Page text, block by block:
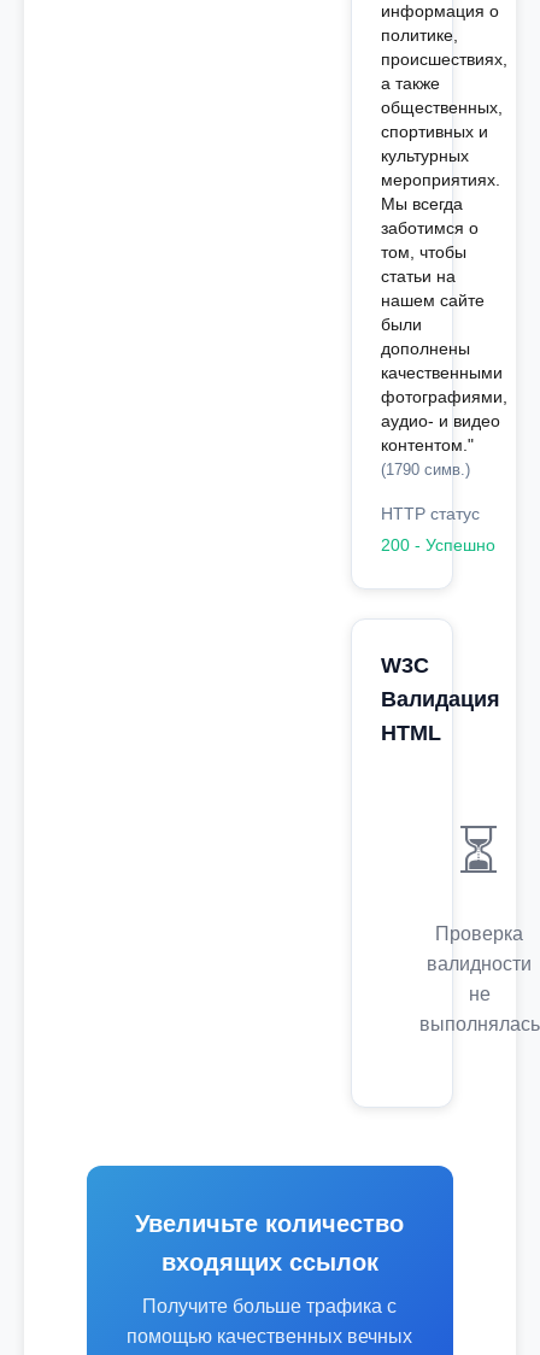
информация о
политике,
происшествиях,
а также
общественных,
спортивных и
культурных
мероприятиях.
Мы всегда
заботимся о
том, чтобы
статьи на
нашем сайте
были
дополнены
качественными
фотографиями,
аудио- и видео
контентом."
(1790 симв.)
HTTP статус
200 - Успешно
W3C
Валидация
HTML
⏳
Проверка
валидности
не
выполнялась
Увеличьте количество
входящих ссылок
Получите больше трафика с
помощью качественных вечных